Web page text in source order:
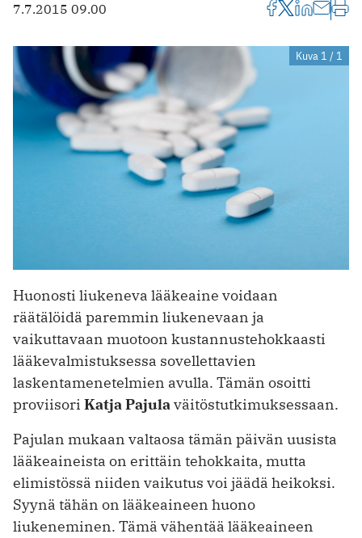
7.7.2015 09.00
Kuva 1 / 1
Huonosti liukeneva lääkeaine voidaan
räätälöidä paremmin liukenevaan ja
vaikuttavaan muotoon kustannustehokkaasti
lääkevalmistuksessa sovellettavien
laskentamenetelmien avulla. Tämän osoitti
proviisori Katja Pajulaväitöstutkimuksessaan.
Pajulan mukaan valtaosa tämän päivän uusista
lääkeaineista on erittäin tehokkaita, mutta
elimistössä niiden vaikutus voi jäädä heikoksi.
Syynä tähän on lääkeaineen huono
liukeneminen. Tämä vähentää lääkeaineen